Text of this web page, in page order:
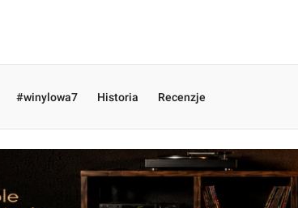
#winylowa7 Historia Recenzje